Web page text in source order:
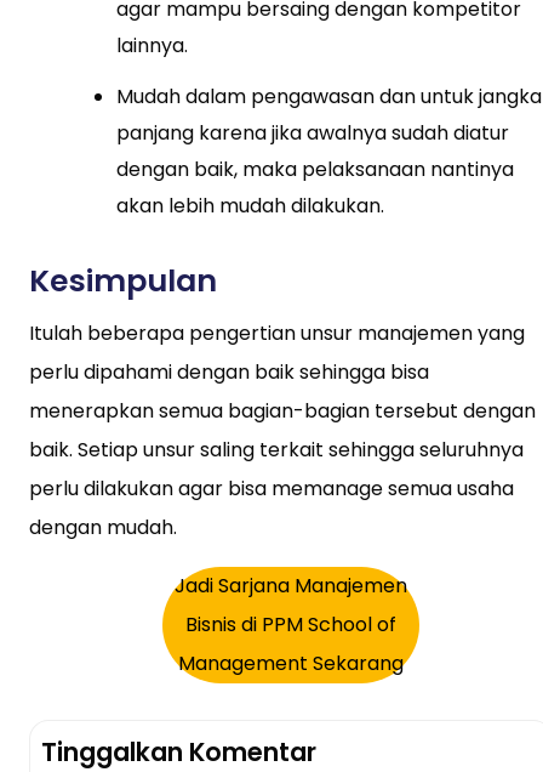
agar mampu bersaing dengan kompetitor
lainnya.
Mudah dalam pengawasan dan untuk jangka
panjang karena jika awalnya sudah diatur
dengan baik, maka pelaksanaan nantinya
akan lebih mudah dilakukan.
Kesimpulan
Itulah beberapa pengertian unsur manajemen yang
perlu dipahami dengan baik sehingga bisa
menerapkan semua bagian-bagian tersebut dengan
baik. Setiap unsur saling terkait sehingga seluruhnya
perlu dilakukan agar bisa memanage semua usaha
dengan mudah.
Jadi Sarjana Manajemen
Bisnis di PPM School of
Management Sekarang
Tinggalkan Komentar